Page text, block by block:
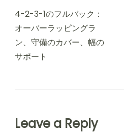
Navigation
4-2-3-1のフルバック：
オーバーラッピングラ
ン、守備のカバー、幅の
サポート
Leave a Reply